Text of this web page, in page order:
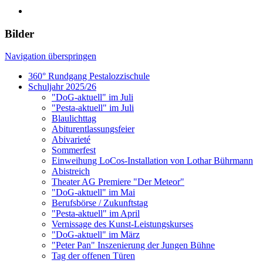
Bilder
Navigation überspringen
360° Rundgang Pestalozzischule
Schuljahr 2025/26
"DoG-aktuell" im Juli
"Pesta-aktuell" im Juli
Blaulichttag
Abiturentlassungsfeier
Abivarieté
Sommerfest
Einweihung LoCos-Installation von Lothar Bührmann
Abistreich
Theater AG Premiere "Der Meteor"
"DoG-aktuell" im Mai
Berufsbörse / Zukunftstag
"Pesta-aktuell" im April
Vernissage des Kunst-Leistungskurses
"DoG-aktuell" im März
"Peter Pan" Inszenierung der Jungen Bühne
Tag der offenen Türen